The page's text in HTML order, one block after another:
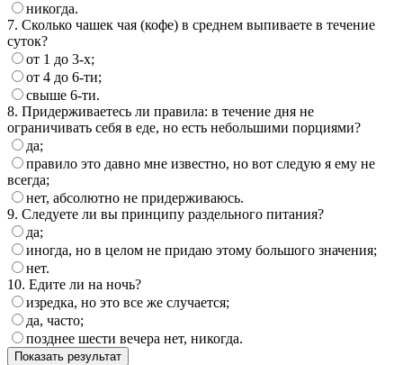
никогда.
7. Сколько чашек чая (кофе) в среднем выпиваете в течение
суток?
от 1 до 3-х;
от 4 до 6-ти;
свыше 6-ти.
8. Придерживаетесь ли правила: в течение дня не
ограничивать себя в еде, но есть небольшими порциями?
да;
правило это давно мне известно, но вот следую я ему не
всегда;
нет, абсолютно не придерживаюсь.
9. Следуете ли вы принципу раздельного питания?
да;
иногда, но в целом не придаю этому большого значения;
нет.
10. Едите ли на ночь?
изредка, но это все же случается;
да, часто;
позднее шести вечера нет, никогда.